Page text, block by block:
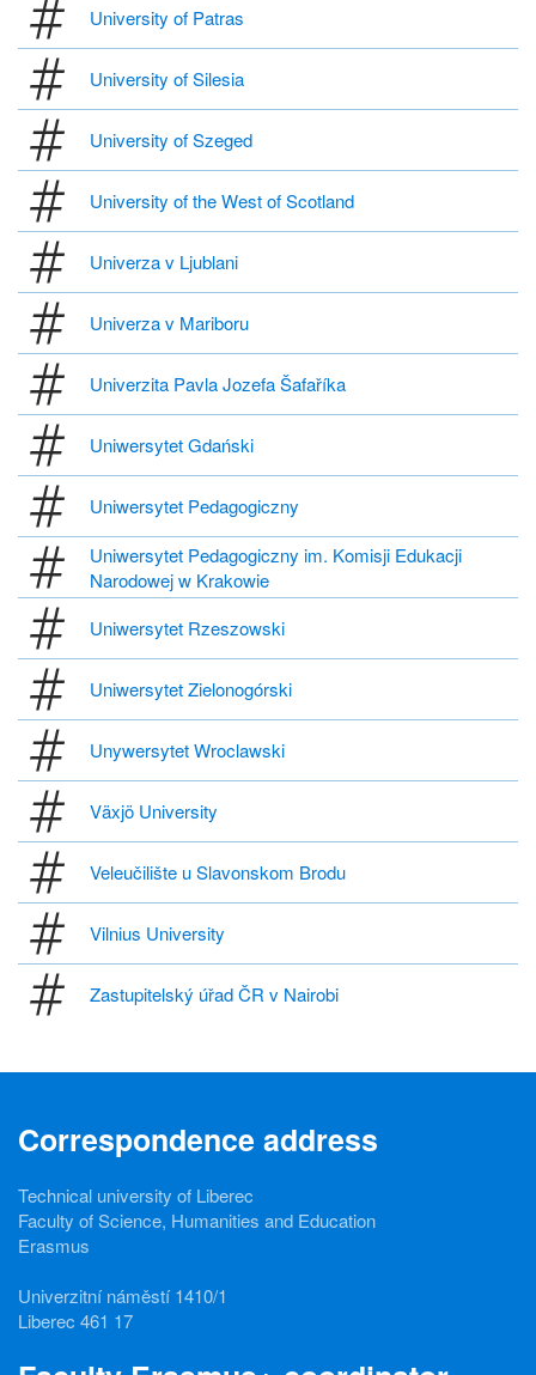
University of Patras
University of Silesia
University of Szeged
University of the West of Scotland
Univerza v Ljublani
Univerza v Mariboru
Univerzita Pavla Jozefa Šafaříka
Uniwersytet Gdański
Uniwersytet Pedagogiczny
Uniwersytet Pedagogiczny im. Komisji Edukacji
Narodowej w Krakowie
Uniwersytet Rzeszowski
Uniwersytet Zielonogórski
Unywersytet Wroclawski
Växjö University
Veleučilište u Slavonskom Brodu
Vilnius University
Zastupitelský úřad ČR v Nairobi
Correspondence address
Technical university of Liberec
Faculty of Science, Humanities and Education
Erasmus
Univerzitní náměstí 1410/1
Liberec 461 17